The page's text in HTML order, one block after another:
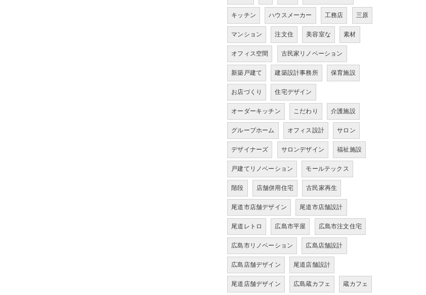
キッチン ハウスメーカー 工務店 三原
マンション 注文住 美容室な 素材
オフィス空間 古民家リノベーション
新築戸建て 建築設計事務所 保育施設
お店づくり 住宅デザイン
オーダーキッチン こだわり 介護施設
グループホーム オフィス設計 サロン
デザイナーズ サロンデザイン 福祉施設
戸建てリノベーション モールテックス
階段 店舗併用住宅 古民家再生
尾道市店舗デザイン 尾道市店舗設計
尾道レトロ 広島市平屋 広島市注文住宅
広島市リノベーション 広島店舗設計
広島店舗デザイン 尾道店舗設計
尾道店舗デザイン 広島蔵カフェ 蔵カフェ